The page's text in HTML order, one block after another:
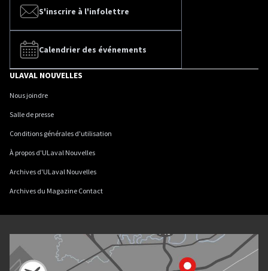
S'inscrire à l'infolettre
Calendrier des événements
ULAVAL NOUVELLES
Nous joindre
Salle de presse
Conditions générales d'utilisation
À propos d'ULaval Nouvelles
Archives d'ULaval Nouvelles
Archives du Magazine Contact